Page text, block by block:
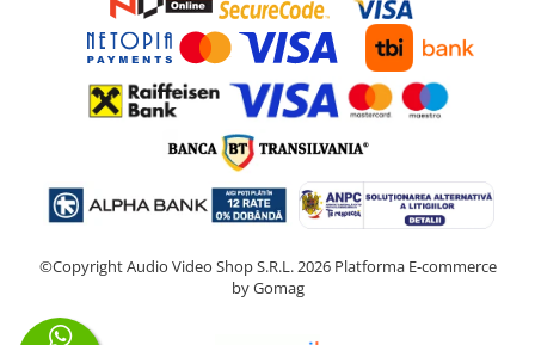
©Copyright Audio Video Shop S.R.L. 2026 Platforma E-commerce
by Gomag